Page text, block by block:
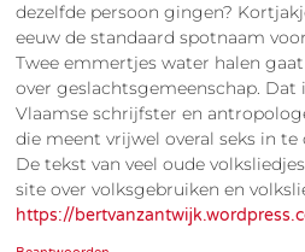
dezelfde persoon gingen?
eeuw de standaard spotnaam
Twee emmertjes water halen
over geslachtsgemeenschap. Dat
Vlaamse schrijfster en
die meent vrijwel overal seks in te
De tekst van veel oude
site over volksgebruiken en
https://